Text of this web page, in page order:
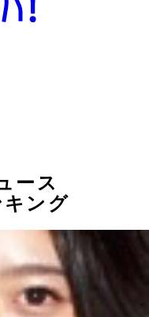
ース
ング